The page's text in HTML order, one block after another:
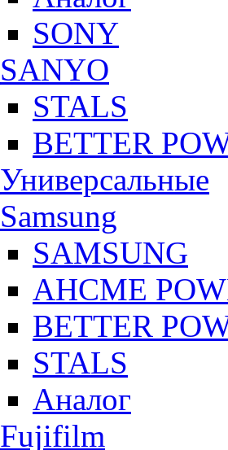
SONY
SANYO
STALS
BETTER
Универсальные
Samsung
SAMSUNG
AHCME
BETTER
STALS
Аналог
Fujifilm